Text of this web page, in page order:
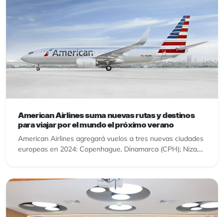
American Airlines suma nuevas rutas y destinos
para viajar por el mundo el próximo verano
American Airlines agregará vuelos a tres nuevas ciudades
europeas en 2024: Copenhague, Dinamarca (CPH); Niza,...